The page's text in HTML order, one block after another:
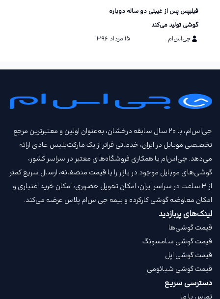
فیلیپس پس از غیبتی دو ساله دوباره
گوشی تولید می‌کند
جی‌اس‌ام
۱۵ مرداد ۱۳۹۶
جی‌اس‌ام، با ۲۰ سال سابقه درخشان، به‌عنوان اولین و معتبرترین مرجع
تخصصی موبایل در ایران، خدماتی فراتر از یک مارکت‌پلیس عادی ارائه
می‌دهد. جی‌اس‌ام با همکاری فروشگاه‌های معتبر در سراسر کشور،
گوشی‌های موبایل موجود در بازار را با قیمت‌ منصفانه، ارسال سریع کمتر
از ۳ ساعت در سراسر ایران، امکان تحویل حضوری، امکان خرید اعتباری و
امکان معاوضه گوشی کارکرده و بیمه جی‌اس‌ام‌ پلاس عرضه می‌کند.
لینک‌های پربازدید
قیمت گوشی‌ها
قیمت گوشی سامسونگ
قیمت گوشی اپل
قیمت گوشی شیائومی
دسترسی سریع
تماس با ما